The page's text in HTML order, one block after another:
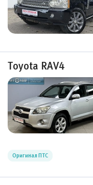
Toyota RAV4
Оригинал ПТС